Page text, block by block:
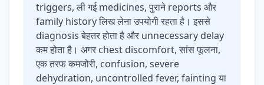
triggers, ली गई medicines, पुराने reports और
family history लिख लेना उपयोगी रहता है। इससे
diagnosis बेहतर होता है और unnecessary delay
कम होता है। अगर chest discomfort, सांस फूलना,
एक तरफ कमजोरी, confusion, severe
dehydration, uncontrolled fever, fainting या